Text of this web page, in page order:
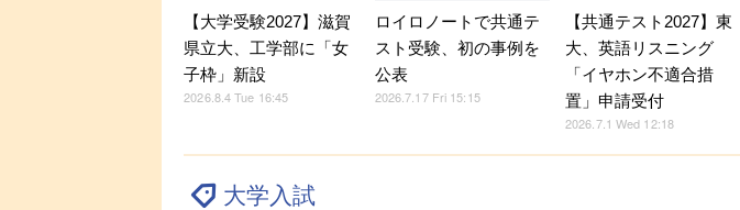
【大学受験2027】滋賀
県立大、工学部に「女
子枠」新設
2026.8.4 Tue 16:45
ロイロノートで共通テ
スト受験、初の事例を
公表
2026.7.17 Fri 15:15
【共通テスト2027】東
大、英語リスニング
「イヤホン不適合措
置」申請受付
2026.7.1 Wed 12:18
大学入試